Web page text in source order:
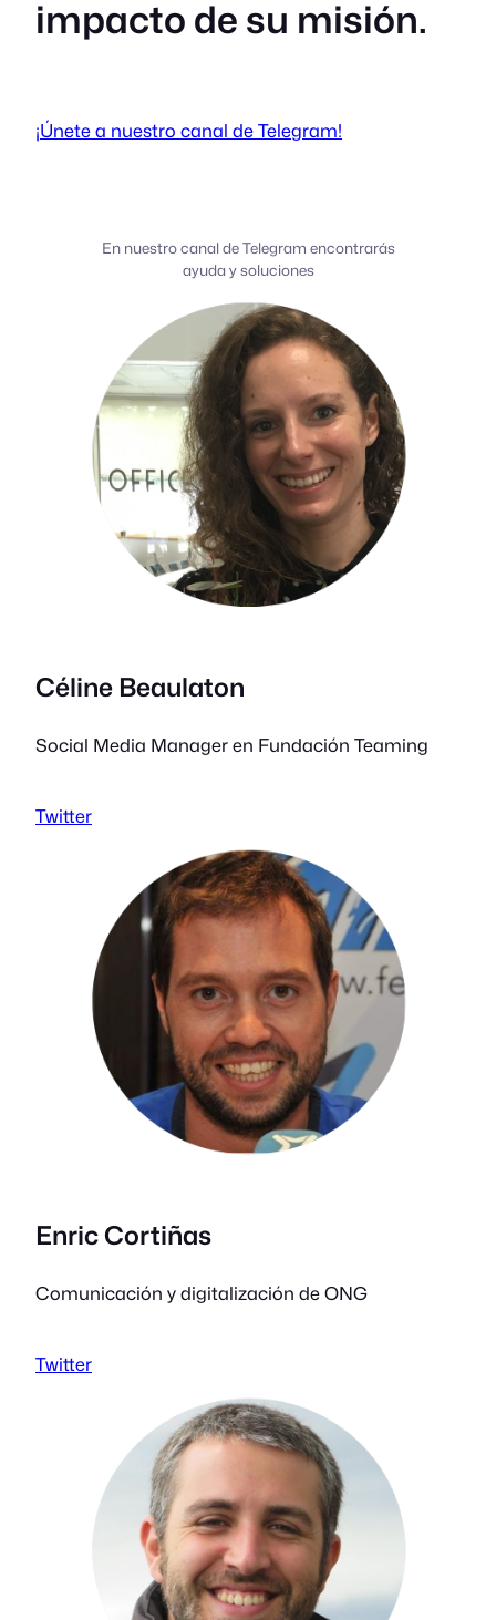
impacto de su misión.
¡Únete a nuestro canal de Telegram!
En nuestro canal de Telegram encontrarás
ayuda y soluciones
Céline Beaulaton
Social Media Manager en Fundación Teaming
Twitter
Enric Cortiñas
Comunicación y digitalización de ONG
Twitter